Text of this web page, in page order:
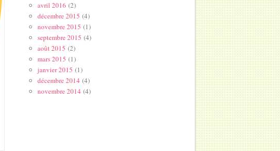
avril 2016 (2)
décembre 2015 (4)
novembre 2015 (1)
septembre 2015 (4)
août 2015 (2)
mars 2015 (1)
janvier 2015 (1)
décembre 2014 (4)
novembre 2014 (4)